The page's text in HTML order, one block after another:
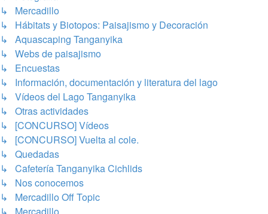
↳ Mercadillo
↳ Hábitats y Biotopos: Paisajismo y Decoración
↳ Aquascaping Tanganyika
↳ Webs de paisajismo
↳ Encuestas
↳ Información, documentación y literatura del lago
↳ Vídeos del Lago Tanganyika
↳ Otras actividades
↳ [CONCURSO] Vídeos
↳ [CONCURSO] Vuelta al cole.
↳ Quedadas
↳ Cafetería Tanganyika Cichlids
↳ Nos conocemos
↳ Mercadillo Off Topic